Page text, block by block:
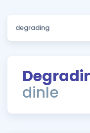
Sözlük
Rehberlik Aracı
ÖSYM Sınav
Hakkımızda
dinle